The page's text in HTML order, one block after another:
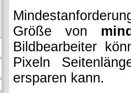
Größe von
Bildbearbeiter
Pixeln
ersparen kann.